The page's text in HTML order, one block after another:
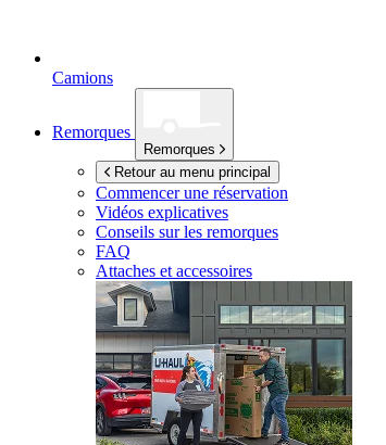
Camions
Remorques
Remorques
Retour au menu principal
Commencer une réservation
Vidéos explicatives
Conseils sur les remorques
FAQ
Attaches et accessoires